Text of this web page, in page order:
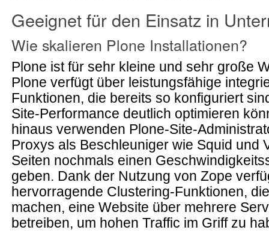
Geeignet für den Einsatz in
Wie skalieren Plone Installationen?
Plone ist für sehr kleine und sehr große
Plone verfügt über leistungsfähige
Funktionen, die bereits so konfiguriert
Site-Performance deutlich optimieren
hinaus verwenden Plone-Site-
Proxys als Beschleuniger wie Squid und
Seiten nochmals einen
geben. Dank der Nutzung von Zope
hervorragende Clustering-Funktionen,
machen, eine Website über mehrere
betreiben, um hohen Traffic im Griff zu